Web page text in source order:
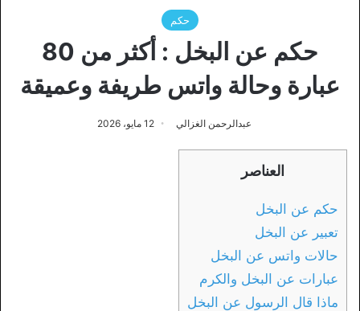
حكم
حكم عن البخل : أكثر من 80
عبارة وحالة واتس طريفة وعميقة
عبدالرحمن الغزالي 12 مايو، 2026
العناصر
حكم عن البخل
تعبير عن البخل
حالات واتس عن البخل
عبارات عن البخل والكرم
ماذا قال الرسول عن البخل